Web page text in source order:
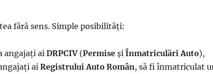
fără sens. Simple posibilități:
angajați ai DRPCIV(Permiseși Înmatriculări Auto),
ai Registrului Auto Român, să fi înmatriculat